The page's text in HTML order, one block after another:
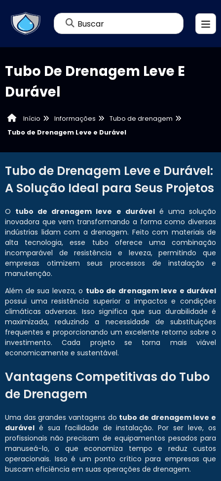
Buscar
Tubo De Drenagem Leve E
Durável
Início Informações
Tubo de drenagem
Tubo de Drenagem Leve e Durável
Tubo de Drenagem Leve e Durável:
A Solução Ideal para Seus Projetos
O tubo de drenagem leve e durávelé uma solução
inovadora que vem transformando a forma como diversas
indústrias lidam com a drenagem. Feito com materiais de
alta tecnologia, esse tubo oferece uma combinação
incomparável de resistência e leveza, permitindo que
empresas otimizem seus processos de instalação e
manutenção.
Além de sua leveza, o tubo de drenagem leve e durável
possui uma resistência superior a impactos e condições
climáticas adversas. Isso significa que sua durabilidade é
maximizada, reduzindo a necessidade de substituições
frequentes e proporcionando um excelente retorno sobre o
investimento. Cada projeto se torna mais viável
economicamente e sustentável.
Vantagens Competitivas do Tubo
de Drenagem
Uma das grandes vantagens do tubo de drenagem leve e
durável é sua facilidade de instalação. Por ser leve, os
profissionais não precisam de equipamentos pesados para
manuseá-lo, o que economiza tempo e reduz custos
operacionais. Isso é um ponto crítico para empresas que
buscam eficiência em suas operações de drenagem.